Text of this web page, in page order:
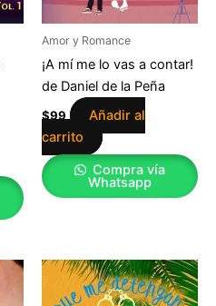
Amor y Romance
¡A mí me lo vas a contar!
de Daniel de la Peña
$99
Añadir al
carrito
Compra vía
Whatsapp